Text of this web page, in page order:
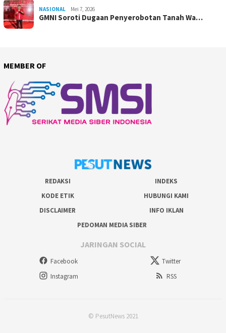
NASIONAL Mei 7, 2026
GMNI Soroti Dugaan Penyerobotan Tanah Wa…
MEMBER OF
REDAKSI
INDEKS
KODE ETIK
HUBUNGI KAMI
DISCLAIMER
INFO IKLAN
PEDOMAN MEDIA SIBER
JARINGAN SOCIAL
Facebook
Twitter
Instagram
RSS
© PesutNews 2021